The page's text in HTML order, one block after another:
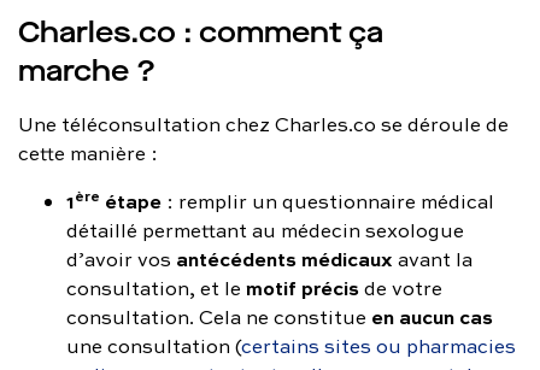
Charles.co : comment ça
marche ?
Une téléconsultation chez Charles.co se déroule de
cette manière :
1ère étape : remplir un questionnaire médical
détaillé permettant au médecin sexologue
d’avoir vos antécédents médicaux avant la
consultation, et le motif précisde votre
consultation. Cela ne constitue en aucun cas
une consultation (certains sites ou pharmacies